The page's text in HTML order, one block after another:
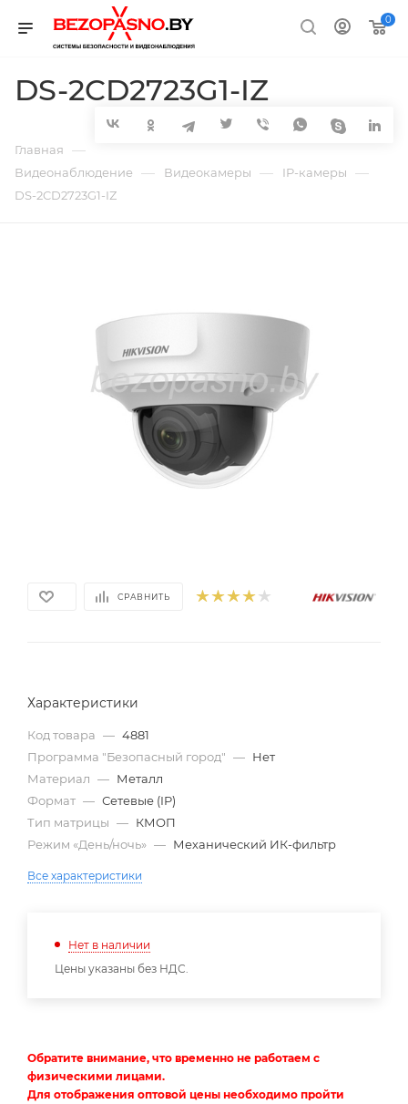
0
DS-2CD2723G1-IZ
Главная —
Видеонаблюдение — Видеокамеры — IP-камеры —
DS-2CD2723G1-IZ
СРАВНИТЬ
Характеристики
Код товара — 4881
Программа "Безопасный город" — Нет
Материал — Металл
Формат — Сетевые (IP)
Тип матрицы — КМОП
Режим «День/ночь» — Механический ИК-фильтр
Все характеристики
Нет в наличии
Цены указаны без НДС.
Обратите внимание, что временно не работаем с
физическими лицами.
Для отображения оптовой цены необходимо пройти